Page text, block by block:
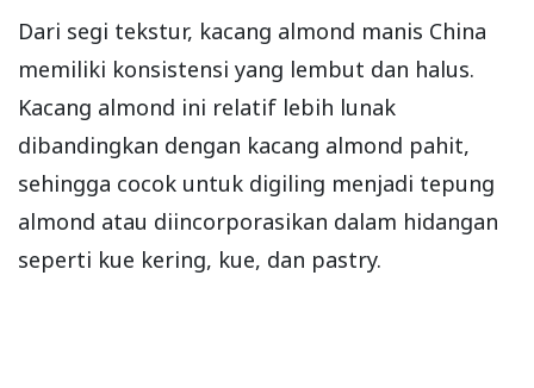
Dari segi tekstur, kacang almond manis China
memiliki konsistensi yang lembut dan halus.
Kacang almond ini relatif lebih lunak
dibandingkan dengan kacang almond pahit,
sehingga cocok untuk digiling menjadi tepung
almond atau diincorporasikan dalam hidangan
seperti kue kering, kue, dan pastry.